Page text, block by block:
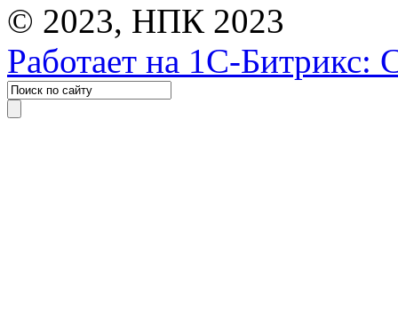
© 2023, НПК 2023
Работает на 1С-Битрикс: